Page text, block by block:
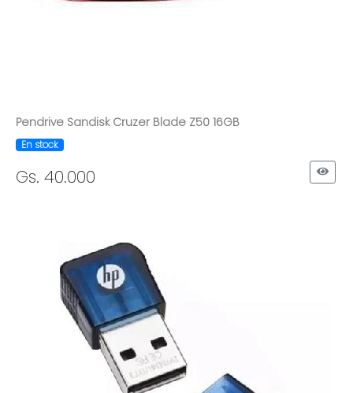
Pendrive Sandisk Cruzer Blade Z50 16GB
En stock
Gs. 40.000